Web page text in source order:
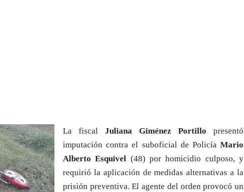
La fiscal Juliana Giménez Portillo presentó
imputación contra el suboficial de Policía Mario
Alberto Esquivel (48) por homicidio culposo, y
requirió la aplicación de medidas alternativas a la
prisión preventiva. El agente del orden provocó un